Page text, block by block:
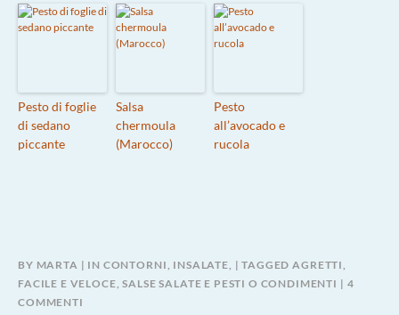
Pesto di foglie
di sedano
piccante
Salsa
chermoula
(Marocco)
Pesto
all’avocado e
rucola
BY MARTA IN CONTORNI, INSALATE, TAGGEDAGRETTI
FACILE E VELOCE ,SALSE SALATE E PESTI O CONDIMENTI
4
COMMENTI